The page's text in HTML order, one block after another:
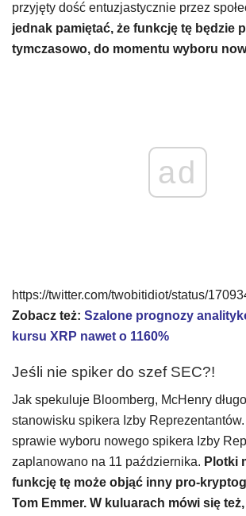
przyjęty dość entuzjastycznie przez
jednak pamiętać, że funkcję tę będzie
tymczasowo, do momentu wyboru
ad
https://twitter.com/twobitidiot/status/
Zobacz też: Szalone prognozy
kursu XRP nawet o 1160%
Jeśli nie spiker do szef SEC?!
Jak spekuluje Bloomberg, McHenry
stanowisku spikera Izby
sprawie wyboru nowego spikera Izby
zaplanowano na 11 października. Plotki
funkcję tę może objąć inny pro-
Tom Emmer. W kuluarach mówi się